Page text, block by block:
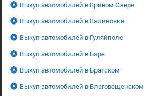
Выкуп автомобилей в Кривом Озере
Выкуп автомобилей в Калиновке
Выкуп автомобилей в Гуляйполе
Выкуп автомобилей в Баре
Выкуп автомобилей в Братском
Выкуп автомобилей в Благовещенском